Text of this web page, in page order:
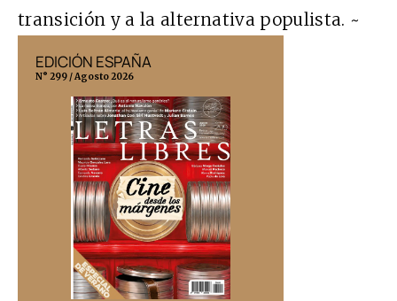
transición y a la alternativa populista. ~
EDICIÓN ESPAÑA
N° 299 / Agosto 2026